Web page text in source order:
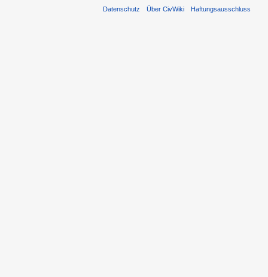
Datenschutz Über CivWiki Haftungsausschluss